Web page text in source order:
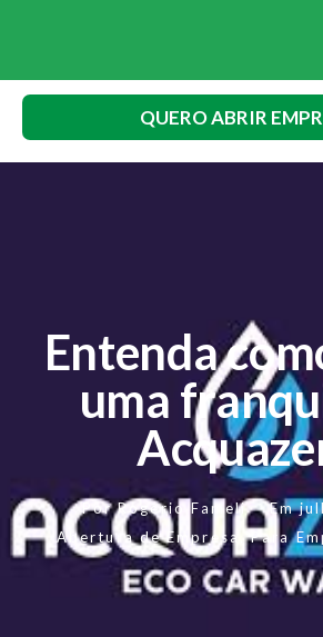
QUERO ABRIR
Entenda
uma
PorRogerio Fameli Em
Abertura de Empresa ,Para